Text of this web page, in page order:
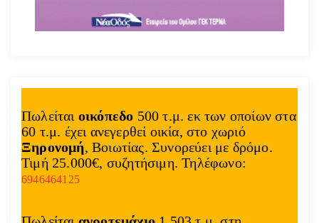
Πωλείται οικόπεδο 500 τ.μ. εκ των οποίων στα
60 τ.μ. έχει ανεγερθεί οικία, στο χωριό
Ξηρονομή, Βοιωτίας. Συνορεύει με δρόμο.
Τιμή 25.000€, συζητήσιμη. Τηλέφωνο:
6946464125